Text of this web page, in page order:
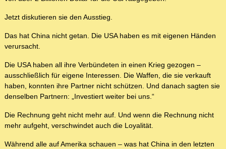
Jetzt diskutieren sie den Ausstieg.
Das hat China nicht getan. Die USA haben es mit eigenen Händen
verursacht.
Die USA haben all ihre Verbündeten in einen Krieg gezogen –
ausschließlich für eigene Interessen. Die Waffen, die sie verkauft
haben, konnten ihre Partner nicht schützen. Und danach sagten sie
denselben Partnern: „Investiert weiter bei uns.“
Die Rechnung geht nicht mehr auf. Und wenn die Rechnung nicht
mehr aufgeht, verschwindet auch die Loyalität.
Während alle auf Amerika schauen – was hat China in den letzten